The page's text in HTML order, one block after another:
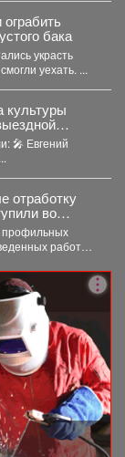
бака
украсть
медный кабель с шахты, но не смогли уехать. ...
культуры
центре
Семенов 🎤 Оксана Гайдукова ...
отработку
во
профильных
работах,